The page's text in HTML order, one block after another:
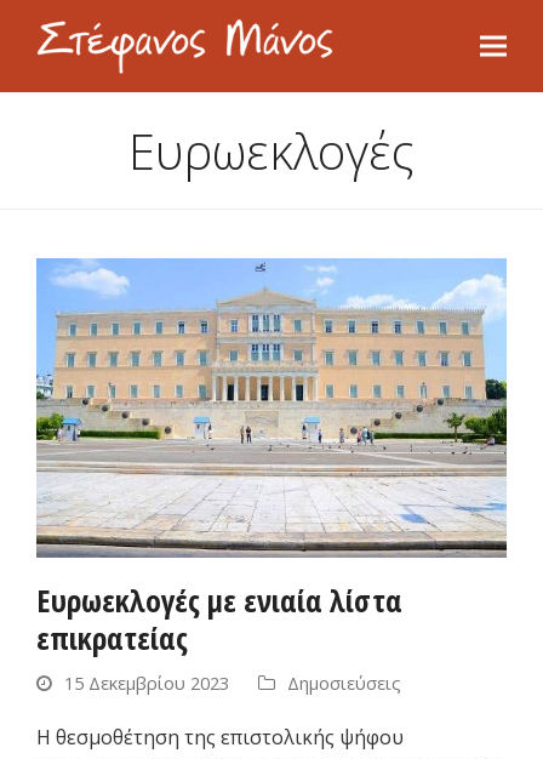
Ευρωεκλογές
Ευρωεκλογές με ενιαία λίστα
επικρατείας
15 Δεκεμβρίου 2023 Δημοσιεύσεις
Η θεσμοθέτηση της επιστολικής ψήφου